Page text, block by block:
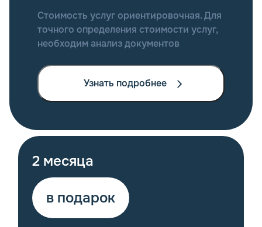
Стоимость услуг ориентировочная. Для
точного определения стоимости услуг,
необходим анализ документов
Узнать подробнее
2 месяца
в подарок